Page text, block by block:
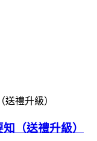
（送禮升級）